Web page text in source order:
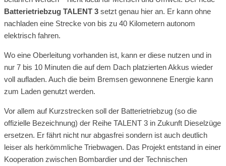
Batterietriebzug TALENT 3 setzt genau hier an. Er kann ohne
nachladen eine Strecke von bis zu 40 Kilometern autonom
elektrisch fahren.
Wo eine Oberleitung vorhanden ist, kann er diese nutzen und in
nur 7 bis 10 Minuten die auf dem Dach platzierten Akkus wieder
voll aufladen. Auch die beim Bremsen gewonnene Energie kann
zum Laden genutzt werden.
Vor allem auf Kurzstrecken soll der Batterietriebzug (so die
offizielle Bezeichnung) der Reihe TALENT 3 in Zukunft Dieselzüge
ersetzen. Er fährt nicht nur abgasfrei sondern ist auch deutlich
leiser als herkömmliche Triebwagen. Das Projekt entstand in einer
Kooperation zwischen Bombardier und der Technischen